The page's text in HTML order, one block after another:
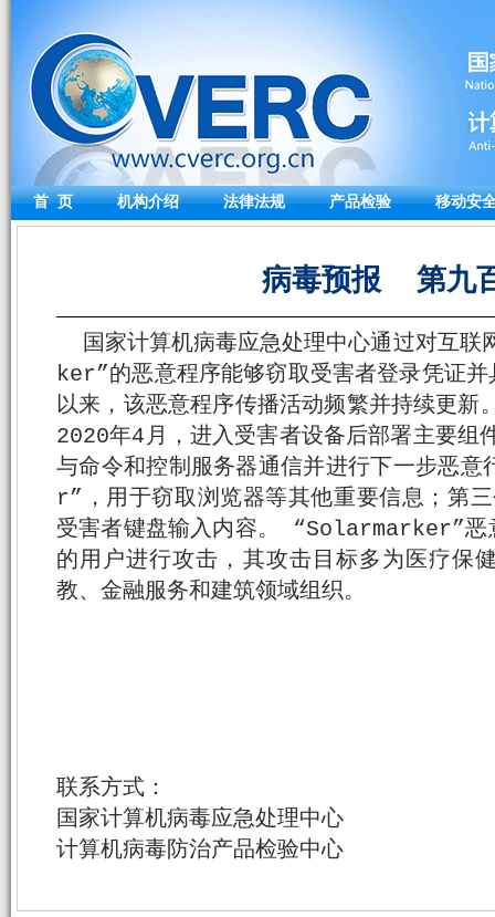
首 页 机构介绍 法律法规 产品检验 移动安
病毒预报 第九
国家计算机病毒应急处理中心通过对互
ker”的恶意程序能够窃取受害者登录凭证
以来，该恶意程序传播活动频繁并持续更
2020年4月，进入受害者设备后部署主要组
与命令和控制服务器通信并进行下一步恶
r”，用于窃取浏览器等其他重要信息；第
受害者键盘输入内容。 “Solarmarker”恶
的用户进行攻击，其攻击目标多为医疗保
教、金融服务和建筑领域组织。
联系方式：
国家计算机病毒应急处理中心
计算机病毒防治产品检验中心